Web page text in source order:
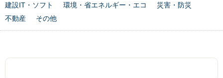
建設IT・ソフト
環境・省エネルギー・エコ
災害・防災
不動産
その他